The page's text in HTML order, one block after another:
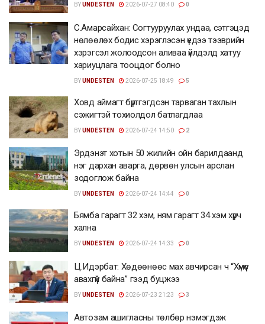
BYUNDESTEN 2026-07-27 08:40 0
С.Амарсайхан: Согтууруулах ундаа, сэтгэцэд
нөлөөлөх бодис хэрэглэсэн үедээ тээврийн
хэрэгсэл жолоодсон аливаа үйлдэлд хатуу
хариуцлага тооцдог болно
BYUNDESTEN 2026-07-25 18:49 5
Ховд аймагт бүртгэгдсэн тарваган тахлын
сэжигтэй тохиолдол батлагдлаа
BYUNDESTEN 2026-07-24 14:50 2
Эрдэнэт хотын 50 жилийн ойн барилдаанд
нэг дархан аварга, дөрвөн улсын арслан
зодоглож байна
BYUNDESTEN 2026-07-24 14:44 0
Бямба гарагт 32 хэм, ням гарагт 34 хэм хүрч
хална
BYUNDESTEN 2026-07-24 14:33 0
Ц.Идэрбат: Хөдөөнөөс мах авчирсан ч “Хүмүүс
авахгүй байна” гээд буцжээ
BYUNDESTEN 2026-07-23 21:23 3
Автозам ашигласны төлбөр нэмэгдэж